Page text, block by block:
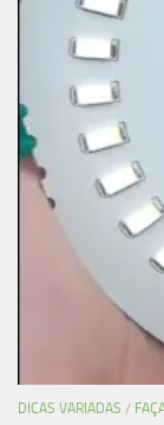
DICAS VARIADAS /